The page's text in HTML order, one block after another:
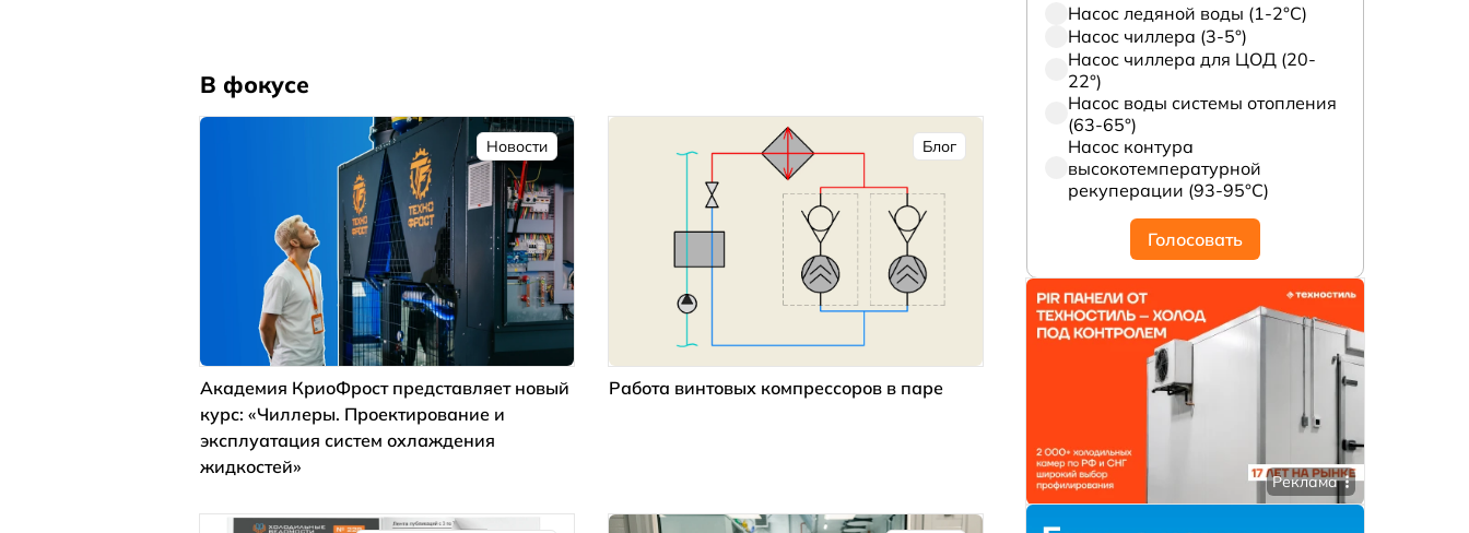
В фокусе
Новости
Академия КриоФрост представляет новый
курс: «Чиллеры. Проектирование и
эксплуатация систем охлаждения
жидкостей»
Блог
Работа винтовых компрессоров в паре
Насос ледяной воды (1-2°С)
Насос чиллера (3-5°)
Насос чиллера для ЦОД (20-
22°)
Насос воды системы отопления
(63-65°)
Насос контура
высокотемпературной
рекуперации (93-95°С)
Голосовать
Реклама